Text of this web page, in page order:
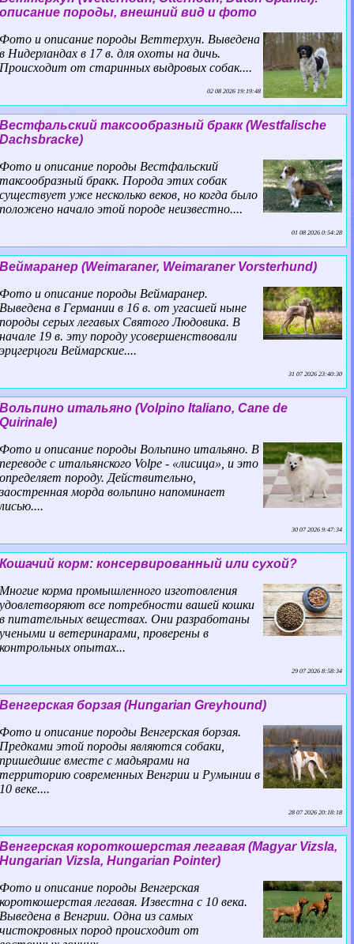
описание породы, внешний вид и фото
Фото и описание породы Веттерхун. Выведена
в Нидерландах в 17 в. для охоты на дичь.
Происходит от старинных выдровых собак....
02 08 2026 19:19:48
Вестфальский таксообразный бpaкк (Westfalische
Dachsbracke)
Фото и описание породы Вестфальский
таксообразный бpaкк. Порода этих собак
существует уже несколько веков, но когда было
положено начало этой породе неизвестно....
01 08 2026 0:54:28
Веймаранер (Weimaraner, Weimaraner Vorsterhund)
Фото и описание породы Веймаранер.
Выведена в Германии в 16 в. от угасшей ныне
породы серых легавых Святого Людовика. В
начале 19 в. эту породу усовершенствовали
эрцгерцоги Веймарские....
31 07 2026 23:40:30
Вольпино итальяно (Volpino Italiano, Cane de
Quirinale)
Фото и описание породы Вольпино итальяно. В
переводе с итальянского Volpe - «лисица», и это
определяет породу. Действительно,
заостренная морда вольпино напоминает
лисью....
30 07 2026 9:47:34
Кошачий корм: консервированный или сухой?
Многие корма промышленного изготовления
удовлетворяют все потребности вашей кошки
в питательных веществах. Они разработаны
учеными и ветеринарами, проверены в
контрольных опытах...
29 07 2026 8:58:34
Венгерская борзая (Hungarian Greyhound)
Фото и описание породы Венгерская борзая.
Предками этой породы являются собаки,
пришедшие вместе с мадьярами на
территорию современных Венгрии и Румынии в
10 веке....
28 07 2026 20:18:18
Венгерская короткошерстая легавая (Magyar Vizsla,
Hungarian Vizsla, Hungarian Pointer)
Фото и описание породы Венгерская
короткошерстая легавая. Известна с 10 века.
Выведена в Венгрии. Одна из самых
чистокровных пород происходит от